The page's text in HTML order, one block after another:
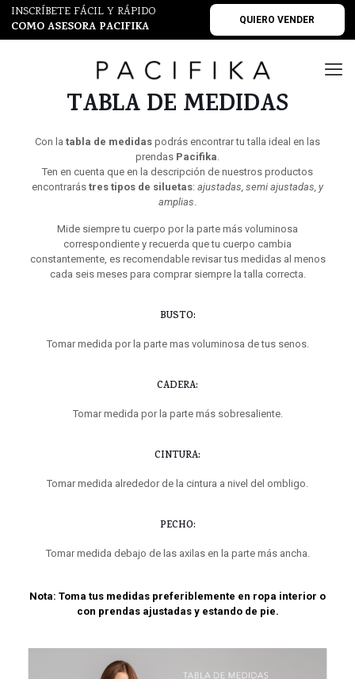
INSCRÍBETE FÁCIL Y RÁPIDO
COMO ASESORA PACIFIKA QUIERO VENDER
TABLA DE MEDIDAS
Con la tabla de medidas podrás encontrar tu talla ideal en las
prendas Pacifika.
Ten en cuenta que en la descripción de nuestros productos
encontrarás tres tipos de siluetas: ajustadas, semi ajustadas, y
amplias.
Mide siempre tu cuerpo por la parte más voluminosa
correspondiente y recuerda que tu cuerpo cambia
constantemente, es recomendable revisar tus medidas al menos
cada seis meses para comprar siempre la talla correcta.
BUSTO:
Tomar medida por la parte mas voluminosa de tus senos.
CADERA:
Tomar medida por la parte más sobresaliente.
CINTURA:
Tomar medida alrededor de la cintura a nivel del ombligo.
PECHO:
Tomar medida debajo de las axilas en la parte más ancha.
Nota: Toma tus medidas preferiblemente en ropa interior o
con prendas ajustadas y estando de pie.